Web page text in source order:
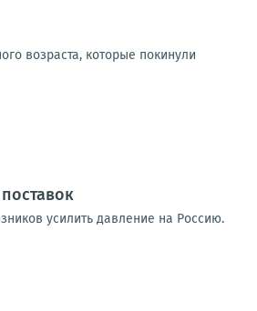
возраста, которые покинули
усилить давление на Россию.